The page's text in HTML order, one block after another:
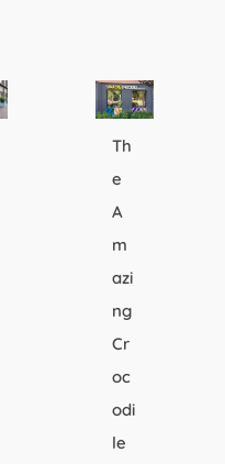
Th
e
A
m
azi
ng
Cr
oc
odi
le